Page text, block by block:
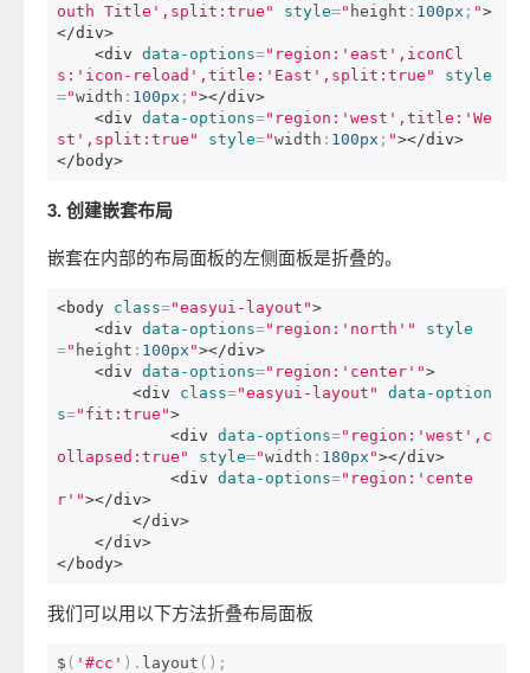
outh Title',split:true"
style=" height : 100px ; ">
</div>
<div data-options="region:'east',iconCl
s:'icon-reload',title:'East',split:true"
style
="width : 100px ; "></div>
<div data-options="region:'west',title:'We
st',split:true"
style="width : 100px ; "></div>
</body>
3. 创建嵌套布局
嵌套在内部的布局面板的左侧面板是折叠的。
<body class="easyui-layout">
<div data-options="region:'north'"
style
=" height : 100px "></div>
<div data-options="region:'center'">
<div
class="easyui-layout"
data-option
s="fit:true">
<div data-options="region:'west',c
ollapsed:true"
style="width : 180px "></div>
<div data-options="region:'cente
r'"></div>
</div>
</div>
</body>
我们可以用以下方法折叠布局面板
$ ( '#cc' ). layout ();